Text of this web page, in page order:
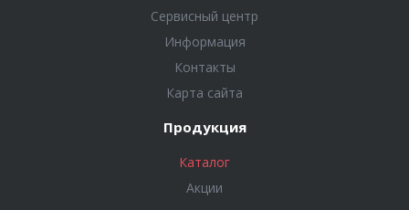
Сервисный центр
Информация
Контакты
Карта сайта
Продукция
Каталог
Акции